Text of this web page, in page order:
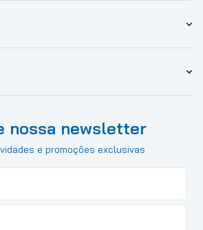
nossa newsletter
e promoções exclusivas